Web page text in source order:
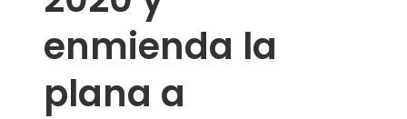
enmienda la
plana a